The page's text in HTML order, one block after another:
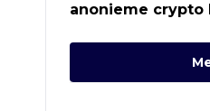
anonieme crypto